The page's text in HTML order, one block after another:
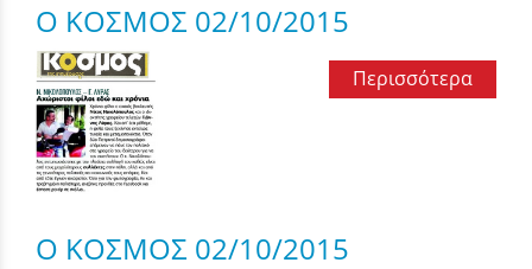
Ο ΚΟΣΜΟΣ 02/10/2015
Περισσότερα
Ο ΚΟΣΜΟΣ 02/10/2015